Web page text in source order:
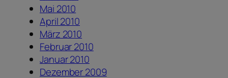
Mai 2010
April 2010
März 2010
Februar 2010
Januar 2010
Dezember 2009